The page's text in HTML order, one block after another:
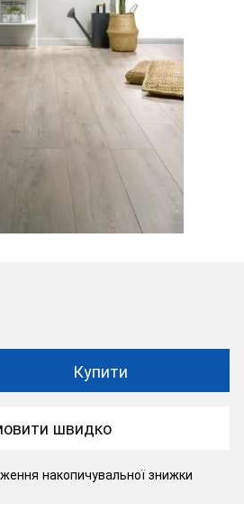
Купити
швидко
накопичувальної знижки